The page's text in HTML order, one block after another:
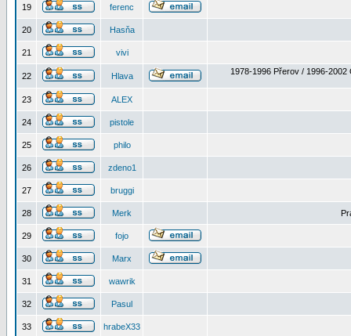
19 ferenc
20 Hasňa
21 vivi
22 Hlava 1978-1996 Přerov / 1996-2002
23 ALEX
24 pistole
25 philo
26 zdeno1
27 bruggi
28 Merk
29 fojo
30 Marx
31 wawrik
32 Pasul
33 hrabeX33